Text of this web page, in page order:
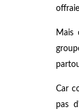
Mais
Car
pas